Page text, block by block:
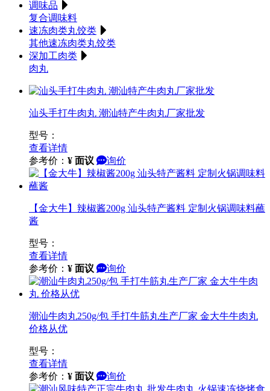
调味品
复合调味料
速冻肉类丸饺类
其他速冻肉类丸饺类
深加工肉类
肉丸
汕头手打牛肉丸 潮汕特产牛肉丸厂家批发
型号：
查看详情
参考价： ¥ 面议 询价
【金大牛】辣椒酱200g 汕头特产酱料 定制火锅调味料蘸
酱
型号：
查看详情
参考价： ¥ 面议 询价
潮汕牛肉丸250g/包 手打牛筋丸生产厂家 金大牛牛肉丸
价格从优
型号：
查看详情
参考价： ¥ 面议 询价